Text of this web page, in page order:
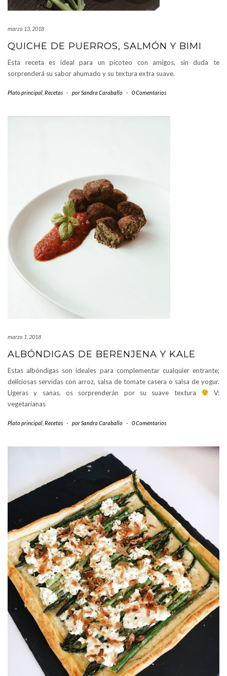
marzo 13, 2018
QUICHE DE PUERROS, SALMÓN Y BIMI
Esta receta es ideal para un picoteo con amigos, sin duda te
sorprenderá su sabor ahumado y su textura extra suave.
Plato principal Recetas - porSandra Caraballo - 0 Comentarios
marzo 1, 2018
ALBÓNDIGAS DE BERENJENA Y KALE
Estas albóndigas son ideales para complementar cualquier entrante;
deliciosas servidas con arroz, salsa de tomate casera o salsa de yogur.
Ligeras y sanas, os sorprenderán por su suave textura
V:
vegetarianas
Plato principal Recetas - porSandra Caraballo - 0 Comentarios